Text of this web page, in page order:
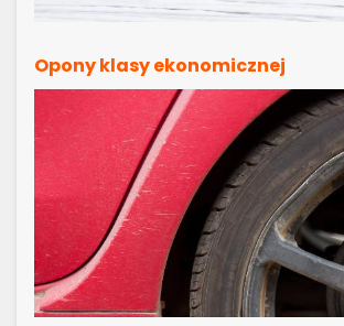
Opony klasy ekonomicznej